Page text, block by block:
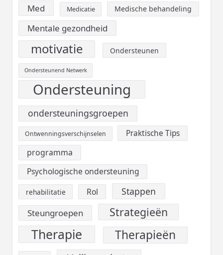
Med Medicatie Medische behandeling
Mentale gezondheid
motivatie Ondersteunen
Ondersteunend Netwerk
Ondersteuning
ondersteuningsgroepen
Ontwenningsverschijnselen Praktische Tips
programma
Psychologische ondersteuning
rehabilitatie Rol Stappen
Steungroepen Strategieën
Therapie Therapieën